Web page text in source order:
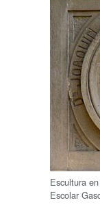
Escultura
Escolar